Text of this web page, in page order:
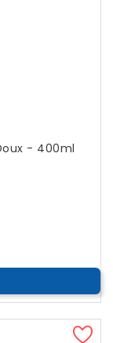
- 400ml